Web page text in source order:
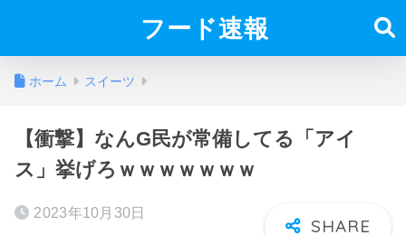
フード速報
ホーム スイーツ
【衝撃】なんG民が常備してる「アイ
ス」挙げろｗｗｗｗｗｗｗ
2023年10月30日